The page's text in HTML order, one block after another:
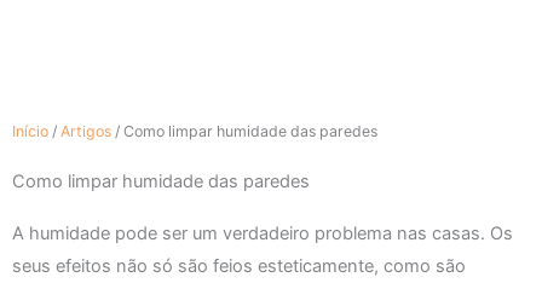
Início / Artigos / Como limpar humidade das paredes
Como limpar humidade das paredes
A humidade pode ser um verdadeiro problema nas casas. Os
seus efeitos não só são feios esteticamente, como são